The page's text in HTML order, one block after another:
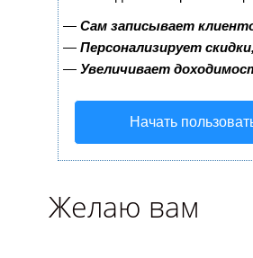
— Сам записывает
— Персонализирует
— Увеличивает
Начать
Желаю вам